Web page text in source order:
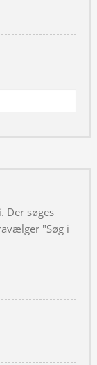
Der søges
"Søg i